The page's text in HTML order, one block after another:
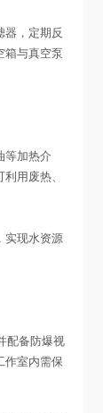
，定期反
箱与真空泵
加热介
用废热、
现水资源
配备防爆视
作室内需保